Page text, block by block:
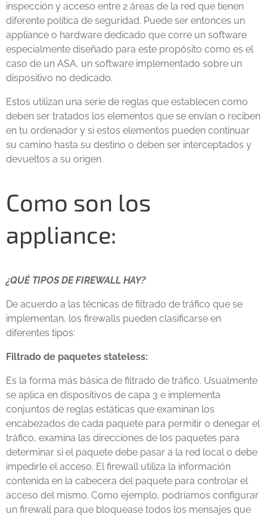
inspección y acceso entre 2 áreas de la red que tienen
diferente política de seguridad. Puede ser entonces un
appliance o hardware dedicado que corre un software
especialmente diseñado para este propósito como es el
caso de un ASA, un software implementado sobre un
dispositivo no dedicado.
Estos utilizan una serie de reglas que establecen como
deben ser tratados los elementos que se envían o reciben
en tu ordenador y si estos elementos pueden continuar
su camino hasta su destino o deben ser interceptados y
devueltos a su origen.
Como son los
appliance:
¿QUÉ TIPOS DE FIREWALL HAY?
De acuerdo a las técnicas de filtrado de tráfico que se
implementan, los firewalls pueden clasificarse en
diferentes tipos:
Filtrado de paquetes stateless:
Es la forma más básica de filtrado de tráfico. Usualmente
se aplica en dispositivos de capa 3 e implementa
conjuntos de reglas estáticas que examinan los
encabezados de cada paquete para permitir o denegar el
tráfico, examina las direcciones de los paquetes para
determinar si el paquete debe pasar a la red local o debe
impedirle el acceso. El firewall utiliza la información
contenida en la cabecera del paquete para controlar el
acceso del mismo. Como ejemplo, podríamos configurar
un firewall para que bloquease todos los mensajes que